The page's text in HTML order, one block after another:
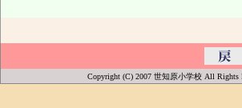
Copyright (C) 2007 世知原小学校 All Rights